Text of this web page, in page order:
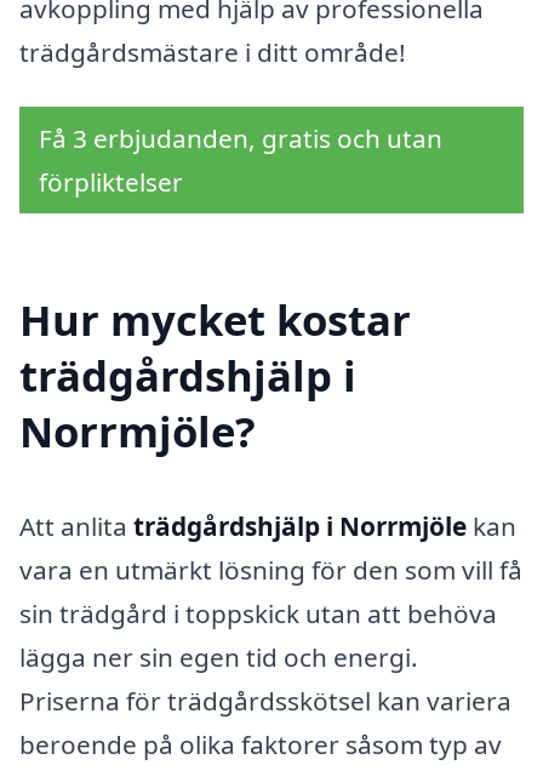
avkoppling med hjälp av professionella
trädgårdsmästare i ditt område!
Få 3 erbjudanden, gratis och utan
förpliktelser
Hur mycket kostar
trädgårdshjälp i
Norrmjöle?
Att anlita trädgårdshjälp i Norrmjöle kan
vara en utmärkt lösning för den som vill få
sin trädgård i toppskick utan att behöva
lägga ner sin egen tid och energi.
Priserna för trädgårdsskötsel kan variera
beroende på olika faktorer såsom typ av